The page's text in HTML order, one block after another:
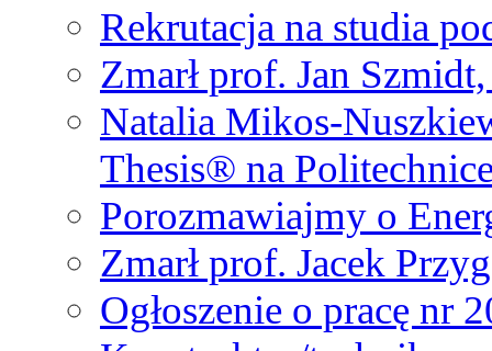
Rekrutacja na studia
Zmarł prof. Jan
Natalia Mikos-
Thesis® na
Porozmawiajmy o
Zmarł prof. Jacek
Ogłoszenie o pracę nr